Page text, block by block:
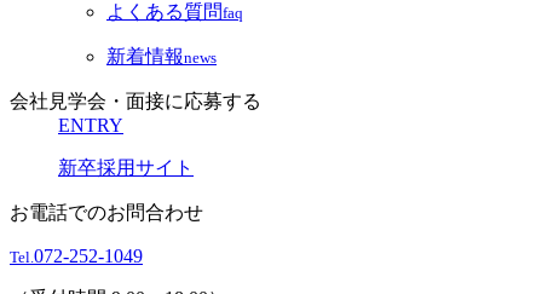
よくある質問faq
新着情報news
会社見学会・面接に応募する
ENTRY
新卒採用サイト
お電話でのお問合わせ
Tel.072-252-1049